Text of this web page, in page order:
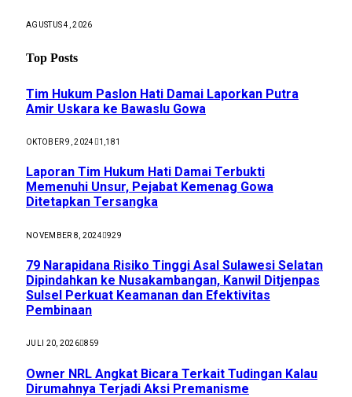
AGUSTUS 4, 2026
Top Posts
Tim Hukum Paslon Hati Damai Laporkan Putra
Amir Uskara ke Bawaslu Gowa
OKTOBER 9, 2024 1,181
Laporan Tim Hukum Hati Damai Terbukti
Memenuhi Unsur, Pejabat Kemenag Gowa
Ditetapkan Tersangka
NOVEMBER 8, 2024 929
79 Narapidana Risiko Tinggi Asal Sulawesi Selatan
Dipindahkan ke Nusakambangan, Kanwil Ditjenpas
Sulsel Perkuat Keamanan dan Efektivitas
Pembinaan
JULI 20, 2026 859
Owner NRL Angkat Bicara Terkait Tudingan Kalau
Dirumahnya Terjadi Aksi Premanisme